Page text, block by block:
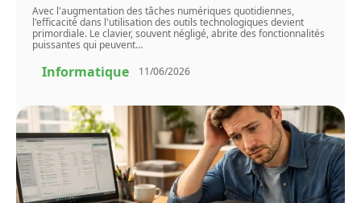
Avec l'augmentation des tâches numériques quotidiennes,
l'efficacité dans l'utilisation des outils technologiques devient
primordiale. Le clavier, souvent négligé, abrite des fonctionnalités
puissantes qui peuvent…
Informatique 11/06/2026